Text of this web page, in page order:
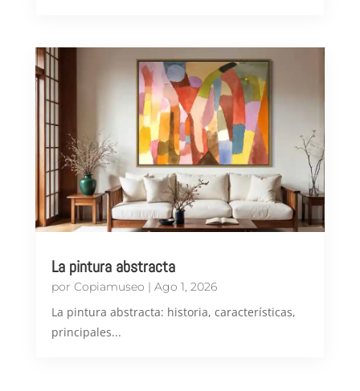
La pintura abstracta
por Copiamuseo | Ago 1, 2026
​La pintura abstracta: historia, características,
principales...